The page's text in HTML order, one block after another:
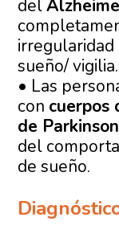
del
irregularidad
sueño/ vigilia.
• Las
con cuerpos
de Parkinson
del
de sueño.